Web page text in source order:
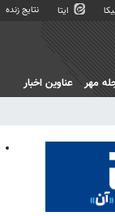
ایتا نتایج زنده
مهر عناوین اخبار